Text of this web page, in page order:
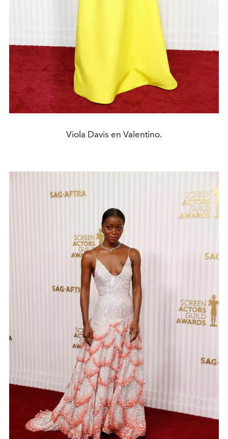
Viola Davis en Valentino.